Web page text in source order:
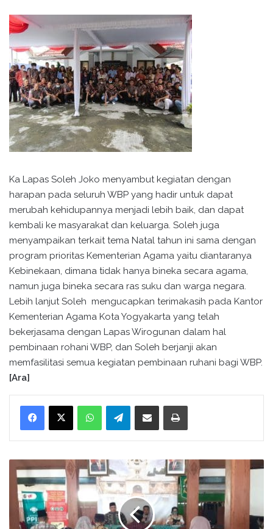
Ka Lapas Soleh Joko menyambut kegiatan dengan
harapan pada seluruh WBP yang hadir untuk dapat
merubah kehidupannya menjadi lebih baik, dan dapat
kembali ke masyarakat dan keluarga. Soleh juga
menyampaikan terkait tema Natal tahun ini sama dengan
program prioritas Kementerian Agama yaitu diantaranya
Kebinekaan, dimana tidak hanya bineka secara agama,
namun juga bineka secara ras suku dan warga negara.
Lebih lanjut Soleh mengucapkan terimakasih pada Kantor
Kementerian Agama Kota Yogyakarta yang telah
bekerjasama dengan Lapas Wirogunan dalam hal
pembinaan rohani WBP, dan Soleh berjanji akan
memfasilitasi semua kegiatan pembinaan ruhani bagi WBP.
[Ara]
WhatsApp Telegram